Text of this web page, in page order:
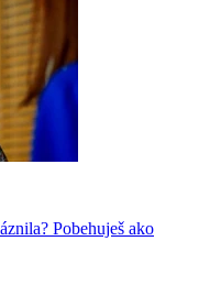
Pobehuješ ako